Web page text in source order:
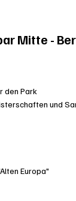
Mitte -
den Park
und
Europa"